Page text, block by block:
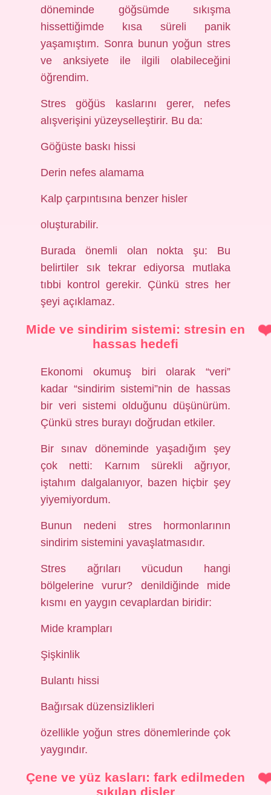
döneminde göğsümde sıkışma
hissettiğimde kısa süreli panik
yaşamıştım. Sonra bunun yoğun stres
ve anksiyete ile ilgili olabileceğini
öğrendim.
Stres göğüs kaslarını gerer, nefes
alışverişini yüzeyselleştirir. Bu da:
Göğüste baskı hissi
Derin nefes alamama
Kalp çarpıntısına benzer hisler
oluşturabilir.
Burada önemli olan nokta şu: Bu
belirtiler sık tekrar ediyorsa mutlaka
tıbbi kontrol gerekir. Çünkü stres her
şeyi açıklamaz.
Mide ve sindirim sistemi: stresin en
hassas hedefi
Ekonomi okumuş biri olarak “veri”
kadar “sindirim sistemi”nin de hassas
bir veri sistemi olduğunu düşünürüm.
Çünkü stres burayı doğrudan etkiler.
Bir sınav döneminde yaşadığım şey
çok netti: Karnım sürekli ağrıyor,
iştahım dalgalanıyor, bazen hiçbir şey
yiyemiyordum.
Bunun nedeni stres hormonlarının
sindirim sistemini yavaşlatmasıdır.
Stres ağrıları vücudun hangi
bölgelerine vurur? denildiğinde mide
kısmı en yaygın cevaplardan biridir:
Mide krampları
Şişkinlik
Bulantı hissi
Bağırsak düzensizlikleri
özellikle yoğun stres dönemlerinde çok
yaygındır.
Çene ve yüz kasları: fark edilmeden
sıkılan dişler